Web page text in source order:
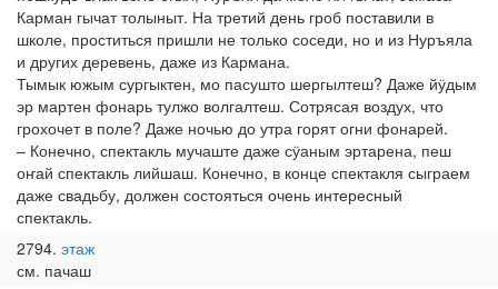
Карман гычат толыныт. На третий день гроб поставили в
школе, проститься пришли не только соседи, но и из Нуръяла
и других деревень, даже из Кармана.
Тымык южым сургыктен, мо пасушто шергылтеш? Даже йӱдым
эр мартен фонарь тулжо волгалтеш. Сотрясая воздух, что
грохочет в поле? Даже ночью до утра горят огни фонарей.
– Конечно, спектакль мучаште даже сӱаным эртарена, пеш
оҥай спектакль лийшаш. Конечно, в конце спектакля сыграем
даже свадьбу, должен состояться очень интересный
спектакль.
2794 этаж
см. пачаш